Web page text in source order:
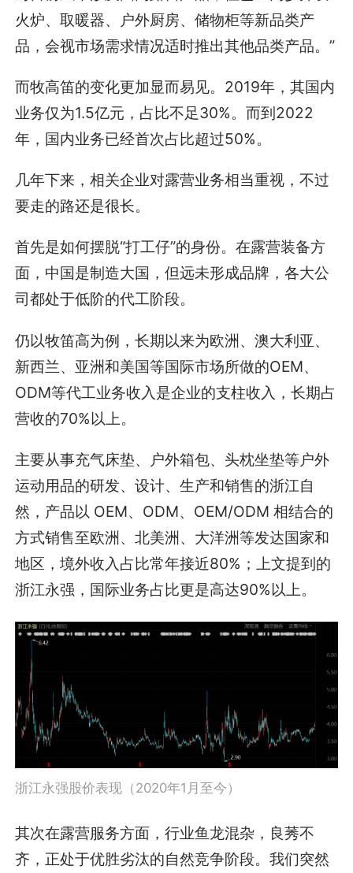
火炉、取暖器、户外厨房、储物柜等新品类产
品，会视市场需求情况适时推出其他品类产品。”
而牧高笛的变化更加显而易见。2019年，其国内
业务仅为1.5亿元，占比不足30%。而到2022
年，国内业务已经首次占比超过50%。
几年下来，相关企业对露营业务相当重视，不过
要走的路还是很长。
首先是如何摆脱“打工仔”的身份。在露营装备方
面，中国是制造大国，但远未形成品牌，各大公
司都处于低阶的代工阶段。
仍以牧笛高为例，长期以来为欧洲、澳大利亚、
新西兰、亚洲和美国等国际市场所做的OEM、
ODM等代工业务收入是企业的支柱收入，长期占
营收的70%以上。
主要从事充气床垫、户外箱包、头枕坐垫等户外
运动用品的研发、设计、生产和销售的浙江自
然，产品以 OEM、ODM、OEM/ODM 相结合的
方式销售至欧洲、北美洲、大洋洲等发达国家和
地区，境外收入占比常年接近80%；上文提到的
浙江永强，国际业务占比更是高达90%以上。
浙江永强股价表现（2020年1月至今）
其次在露营服务方面，行业鱼龙混杂，良莠不
齐，正处于优胜劣汰的自然竞争阶段。我们突然